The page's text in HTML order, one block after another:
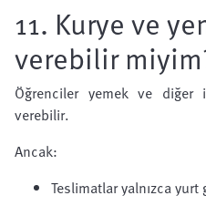
11. Kurye ve
verebilir
Öğrenciler yemek ve diğer
verebilir.
Ancak:
Teslimatlar yalnızca yurt